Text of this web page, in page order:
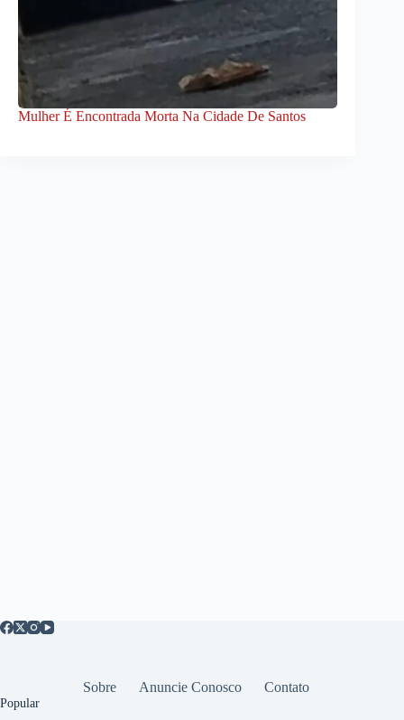
Mulher É Encontrada Morta Na Cidade De Santos
Sobre Anuncie Conosco Contato
Popular